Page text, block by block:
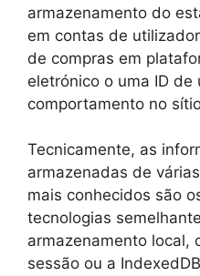
armazenamento do
em contas de
de compras em
eletrónico o uma ID
comportamento no
Tecnicamente, as
armazenadas de
mais conhecidos são
tecnologias
armazenamento local,
sessão ou a